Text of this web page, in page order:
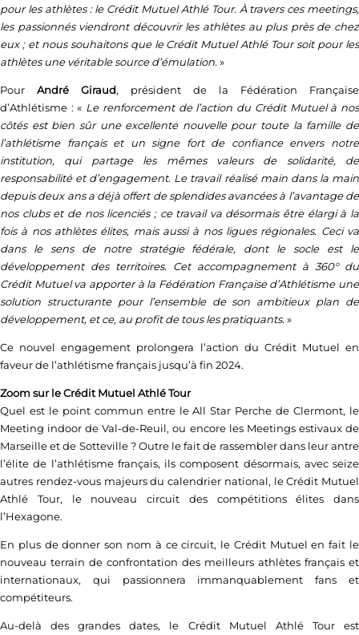
pour les athlètes : le Crédit Mutuel Athlé Tour. À travers ces meetings,
les passionnés viendront découvrir les athlètes au plus près de chez
eux ; et nous souhaitons que le Crédit Mutuel Athlé Tour soit pour les
athlètes une véritable source d’émulation. »
Pour André Giraud, président de la Fédération Française
d’Athlétisme : « Le renforcement de l’action du Crédit Mutuel à nos
côtés est bien sûr une excellente nouvelle pour toute la famille de
l’athlétisme français et un signe fort de confiance envers notre
institution, qui partage les mêmes valeurs de solidarité, de
responsabilité et d’engagement. Le travail réalisé main dans la main
depuis deux ans a déjà offert de splendides avancées à l’avantage de
nos clubs et de nos licenciés ; ce travail va désormais être élargi à la
fois à nos athlètes élites, mais aussi à nos ligues régionales. Ceci va
dans le sens de notre stratégie fédérale, dont le socle est le
développement des territoires. Cet accompagnement à 360° du
Crédit Mutuel va apporter à la Fédération Française d’Athlétisme une
solution structurante pour l’ensemble de son ambitieux plan de
développement, et ce, au profit de tous les pratiquants. »
Ce nouvel engagement prolongera l’action du Crédit Mutuel en
faveur de l’athlétisme français jusqu’à fin 2024.
Zoom sur le Crédit Mutuel Athlé Tour
Quel est le point commun entre le All Star Perche de Clermont, le
Meeting indoor de Val-de-Reuil, ou encore les Meetings estivaux de
Marseille et de Sotteville ? Outre le fait de rassembler dans leur antre
l’élite de l’athlétisme français, ils composent désormais, avec seize
autres rendez-vous majeurs du calendrier national, le Crédit Mutuel
Athlé Tour, le nouveau circuit des compétitions élites dans
l’Hexagone.
En plus de donner son nom à ce circuit, le Crédit Mutuel en fait le
nouveau terrain de confrontation des meilleurs athlètes français et
internationaux, qui passionnera immanquablement fans et
compétiteurs.
Au-delà des grandes dates, le Crédit Mutuel Athlé Tour est